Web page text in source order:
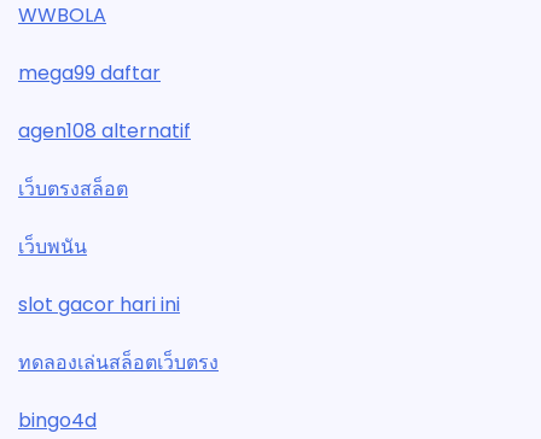
WWBOLA
mega99 daftar
agen108 alternatif
เว็บตรงสล็อต
เว็บพนัน
slot gacor hari ini
ทดลองเล่นสล็อตเว็บตรง
bingo4d